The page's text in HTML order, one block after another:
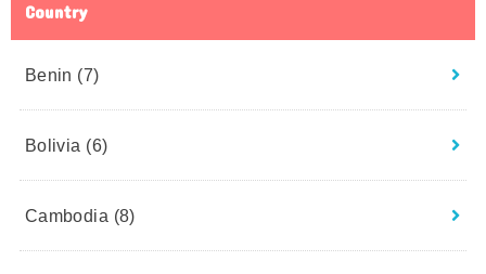
Country
Benin (7)
Bolivia (6)
Cambodia (8)